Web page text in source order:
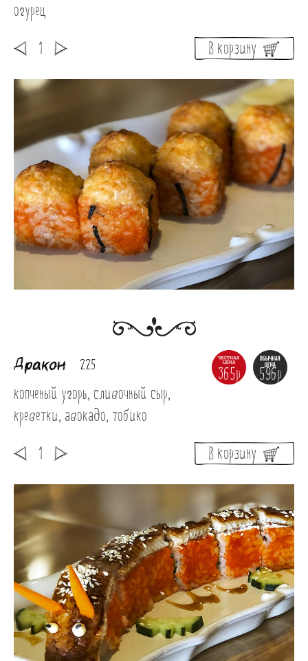
огурец
В корзину
596р
365р
Дракон 225
копченый угорь, сливочный сыр,
креветки, авокадо, тобико
В корзину